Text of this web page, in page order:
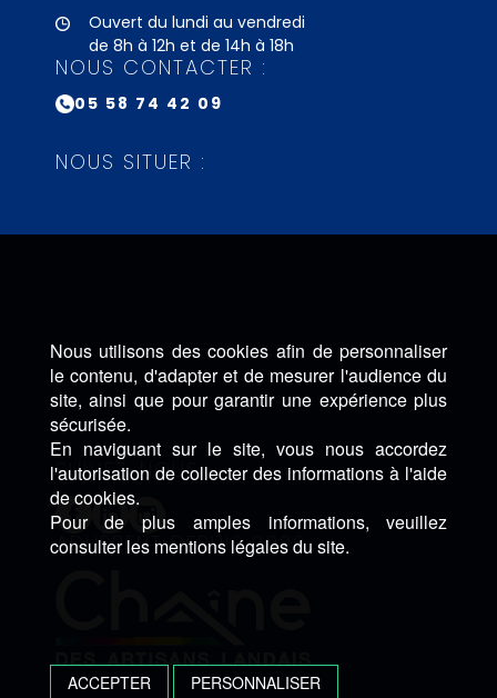
Ouvert du lundi au vendredi
de 8h à 12h et de 14h à 18h
NOUS CONTACTER :
05 58 74 42 09
SUIVEZ-NOUS :
ADHÈRENT DEPUIS 2022 :
NOUS SITUER :
Nous utilisons des cookies afin de personnaliser
le contenu, d'adapter et de mesurer l'audience du
site, ainsi que pour garantir une expérience plus
sécurisée.
En naviguant sur le site, vous nous accordez
l'autorisation de collecter des informations à l'aide
de cookies.
Pour de plus amples informations, veuillez
consulter les mentions légales du site.
ACCEPTER PERSONNALISER